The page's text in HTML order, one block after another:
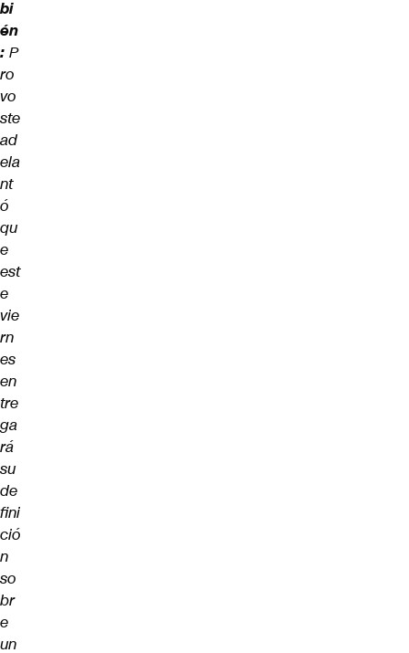
bi
én
: P
ro
vo
ste
ad
ela
nt
ó
qu
e
est
e
vie
rn
es
en
tre
ga
rá
su
de
fini
ció
n
so
br
e
un